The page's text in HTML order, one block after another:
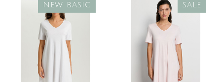
NEW BASIC SALE